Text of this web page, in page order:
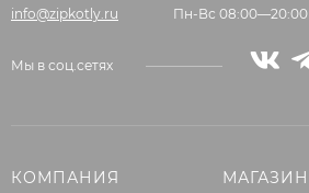
info@zipkotly.ru Пн-Вс 08:00—20:00
Мы в соц.сетях
КОМПАНИЯ МАГАЗИН